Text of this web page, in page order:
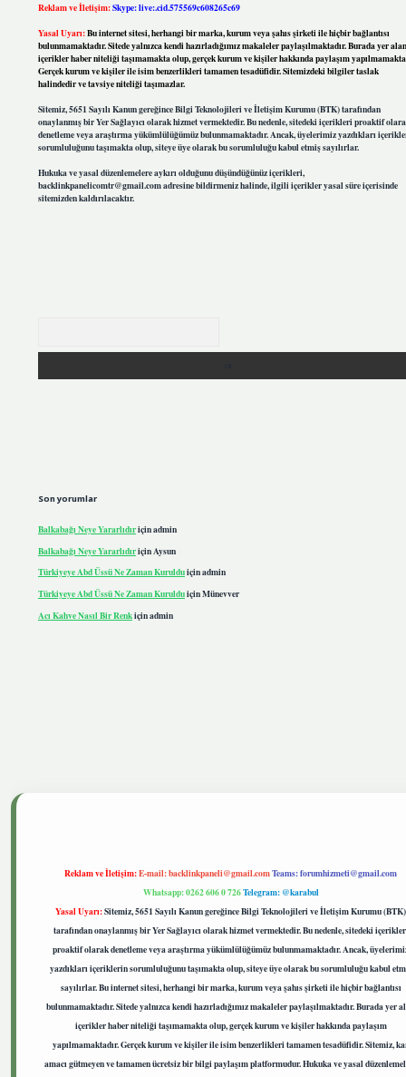
Reklam ve İletişim:Skype: live:.cid.575569c608265c69
Yasal Uyarı:Bu internet sitesi, herhangi bir marka, kurum veya şahıs şirketi ile hiçbir bağlantısı
bulunmamaktadır. Sitede yalnızca kendi hazırladığımız makaleler paylaşılmaktadır. Burada yer alan
içerikler haber niteliği taşımamakta olup, gerçek kurum ve kişiler hakkında paylaşım
Gerçek kurum ve kişiler ile isim benzerlikleri tamamen tesadüfidir. Sitemizdeki bilgiler taslak
halindedir ve tavsiye niteliği taşımazlar.
Sitemiz, 5651 Sayılı Kanun gereğince Bilgi Teknolojileri ve İletişim Kurumu (BTK) tarafından
onaylanmış bir Yer Sağlayıcı olarak hizmet vermektedir. Bu nedenle, sitedeki içerikleri proaktif
denetleme veya araştırma yükümlülüğümüz bulunmamaktadır. Ancak, üyelerimiz yazdıkları
sorumluluğunu taşımakta olup, siteye üye olarak bu sorumluluğu kabul etmiş sayılırlar.
Hukuka ve yasal düzenlemelere aykırı olduğunu düşündüğünüz içerikleri,
backlinkpanelicomtr@gmail.comadresine bildirmeniz halinde, ilgili içerikler yasal süre içerisinde
sitemizden kaldırılacaktır.
Son yorumlar
Balkabağı Neye Yararlıdıriçinadmin
Balkabağı Neye Yararlıdıriçin Aysun
Türkiyeye Abd Üssü Ne Zaman Kurulduiçinadmin
Türkiyeye Abd Üssü Ne Zaman KurulduiçinMünevver
Acı Kahve Nasıl Bir Renkiçinadmin
Reklam ve İletişim:E-mail:backlinkpaneli@gmail.comTeams:forumhizmeti@gmail.com
Whatsapp: 0262 606 0 726Telegram: @karabul
Yasal Uyarı:Sitemiz, 5651 Sayılı Kanun gereğince Bilgi Teknolojileri ve İletişim Kurumu (BTK)
tarafından onaylanmış bir Yer Sağlayıcı olarak hizmet vermektedir. Bu nedenle, sitedeki
proaktif olarak denetleme veya araştırma yükümlülüğümüz bulunmamaktadır. Ancak,
yazdıkları içeriklerin sorumluluğunu taşımakta olup, siteye üye olarak bu sorumluluğu kabul
sayılırlar. Bu internet sitesi, herhangi bir marka, kurum veya şahıs şirketi ile hiçbir bağlantısı
bulunmamaktadır. Sitede yalnızca kendi hazırladığımız makaleler paylaşılmaktadır. Burada yer
içerikler haber niteliği taşımamakta olup, gerçek kurum ve kişiler hakkında paylaşım
yapılmamaktadır. Gerçek kurum ve kişiler ile isim benzerlikleri tamamen tesadüfidir. Sitemiz,
amacı gütmeyen ve tamamen ücretsiz bir bilgi paylaşım platformudur. Hukuka ve yasal